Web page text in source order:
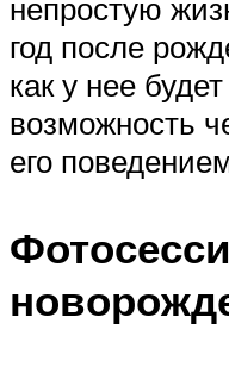
непростую
год после
как у нее
возможность
его